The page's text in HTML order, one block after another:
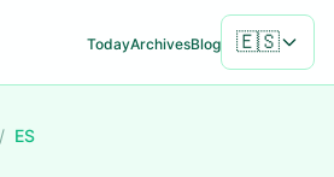
TodayArchivesBlog 🇪🇸
/ ES